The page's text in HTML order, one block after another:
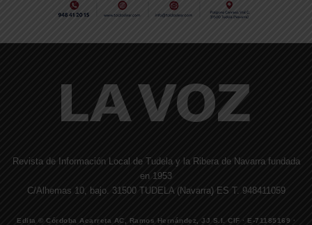
Revista de Información Local de Tudela y la Ribera de Navarra fundada
en 1953
C/Alhemas 10, bajo. 31500 TUDELA (Navarra) ES T. 948411059
Edita © Córdoba Acarreta AC, Ramos Hernández, JJ S.I. CIF · E-71185169 ·